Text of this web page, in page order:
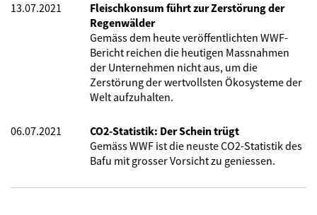
13.07.2021
Fleischkonsum führt zur Zerstörung der
Regenwälder
Gemäss dem heute veröffentlichten WWF-
Bericht reichen die heutigen Massnahmen
der Unternehmen nicht aus, um die
Zerstörung der wertvollsten Ökosysteme der
Welt aufzuhalten.
06.07.2021
CO2-Statistik: Der Schein trügt
Gemäss WWF ist die neuste CO2-Statistik des
Bafu mit grosser Vorsicht zu geniessen.